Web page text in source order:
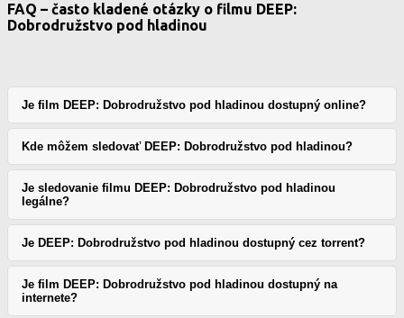
FAQ – často kladené otázky o filmu DEEP:
Dobrodružstvo pod hladinou
Je film DEEP: Dobrodružstvo pod hladinou dostupný online?
Kde môžem sledovať DEEP: Dobrodružstvo pod hladinou?
Je sledovanie filmu DEEP: Dobrodružstvo pod hladinou
legálne?
Je DEEP: Dobrodružstvo pod hladinou dostupný cez torrent?
Je film DEEP: Dobrodružstvo pod hladinou dostupný na
internete?